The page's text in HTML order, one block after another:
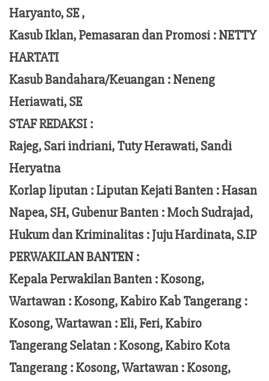
Haryanto, SE ,
Kasub Iklan, Pemasaran dan Promosi :NETTY
HARTATI
Kasub Bandahara/Keuangan :Neneng
Heriawati, SE
STAF REDAKSI :
Rajeg, Sari indriani, Tuty Herawati, Sandi
Heryatna
Korlap liputan :Liputan Kejati Banten : Hasan
Napea, SH,Gubenur Banten : MochSudrajad,
Hukum dan Kriminalitas :Juju Hardinata, S.IP
PERWAKILAN BANTEN :
Kepala Perwakilan Banten : Kosong,
Wartawan : Kosong, Kabiro Kab Tangerang :
Kosong,Wartawan :Eli, Feri, Kabiro
Tangerang Selatan : Kosong, Kabiro Kota
Tangerang :Kosong, Wartawan : Kosong,